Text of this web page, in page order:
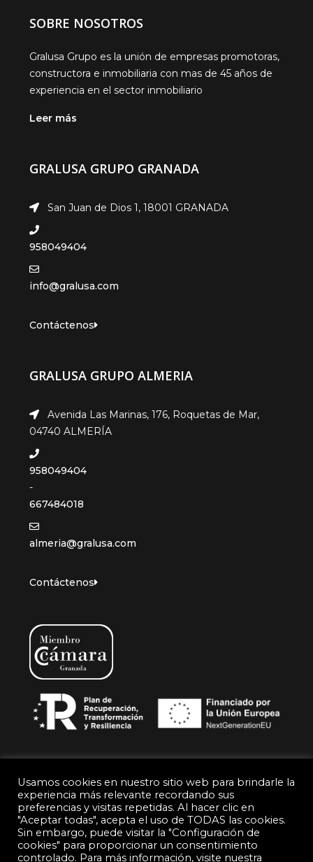
SOBRE NOSOTROS
Gralusa Grupo es la unión de empresas promotoras,
constructora e inmobiliaria con mas de 45 años de
experiencia en el sector inmobiliario
Leer más
GRALUSA GRUPO GRANADA
San Juan de Dios 1, 18001 GRANADA
958049404
info@gralusa.com
Contáctenos
GRALUSA GRUPO ALMERIA
Avenida Las Marinas, 176, Roquetas de Mar,
04740 ALMERÍA
958049404
-
667484018
almeria@gralusa.com
Contáctenos
© Gralusa
Política de Privacidad Aviso legal
Usamos cookies en nuestro sitio web para brindarle la
experiencia más relevante recordando sus
preferencias y visitas repetidas. Al hacer clic en
"Aceptar todas", acepta el uso de TODAS las cookies.
Sin embargo, puede visitar la "Configuración de
cookies" para proporcionar un consentimiento
controlado. Para más información, visite nuestra